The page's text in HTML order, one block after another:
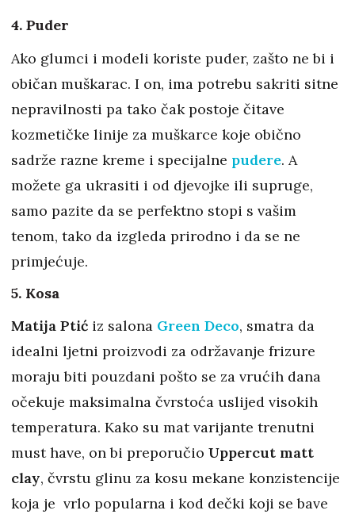
4. Puder
Ako glumci i modeli koriste puder, zašto ne bi i
običan muškarac. I on, ima potrebu sakriti sitne
nepravilnosti pa tako čak postoje čitave
kozmetičke linije za muškarce koje obično
sadrže razne kreme i specijalne pudere. A
možete ga ukrasiti i od djevojke ili supruge,
samo pazite da se perfektno stopi s vašim
tenom, tako da izgleda prirodno i da se ne
primjećuje.
5. Kosa
Matija Ptić iz salona Green Deco, smatra da
idealni ljetni proizvodi za održavanje frizure
moraju biti pouzdani pošto se za vrućih dana
očekuje maksimalna čvrstoća uslijed visokih
temperatura. Kako su mat varijante trenutni
must have, on bi preporučio Uppercut matt
clay, čvrstu glinu za kosu mekane konzistencije
koja je vrlo popularna i kod dečki koji se bave